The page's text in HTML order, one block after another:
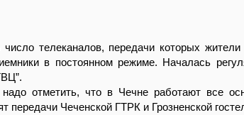
телеканалов, передачи которых жители
в постоянном режиме. Началась
надо отметить, что в Чечне работают все
передачи Чеченской ГТРК и Грозненской